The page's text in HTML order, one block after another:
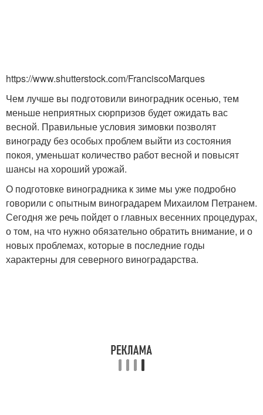
https://www.shutterstock.com/FranciscoMarques
Чем лучше вы подготовили виноградник осенью, тем
меньше неприятных сюрпризов будет ожидать вас
весной. Правильные условия зимовки позволят
винограду без особых проблем выйти из состояния
покоя, уменьшат количество работ весной и повысят
шансы на хороший урожай.
О подготовке виноградника к зиме мы уже подробно
говорили с опытным виноградарем Михаилом Петранем.
Сегодня же речь пойдет о главных весенних процедурах,
о том, на что нужно обязательно обратить внимание, и о
новых проблемах, которые в последние годы
характерны для северного виноградарства.